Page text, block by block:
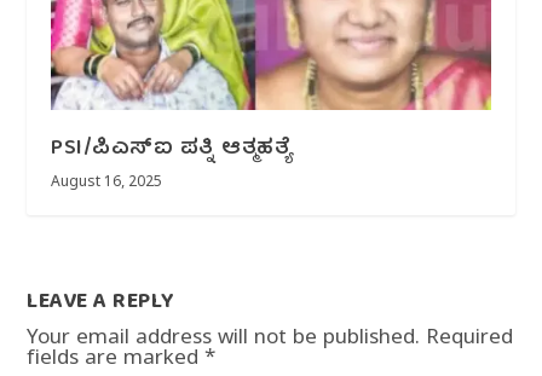
PSI/ಪಿಎಸ್‌ಐ ಪತ್ನಿ ಆತ್ಮಹತ್ಯೆ
August 16, 2025
LEAVE A REPLY
Your email address will not be published. Required
fields are marked*